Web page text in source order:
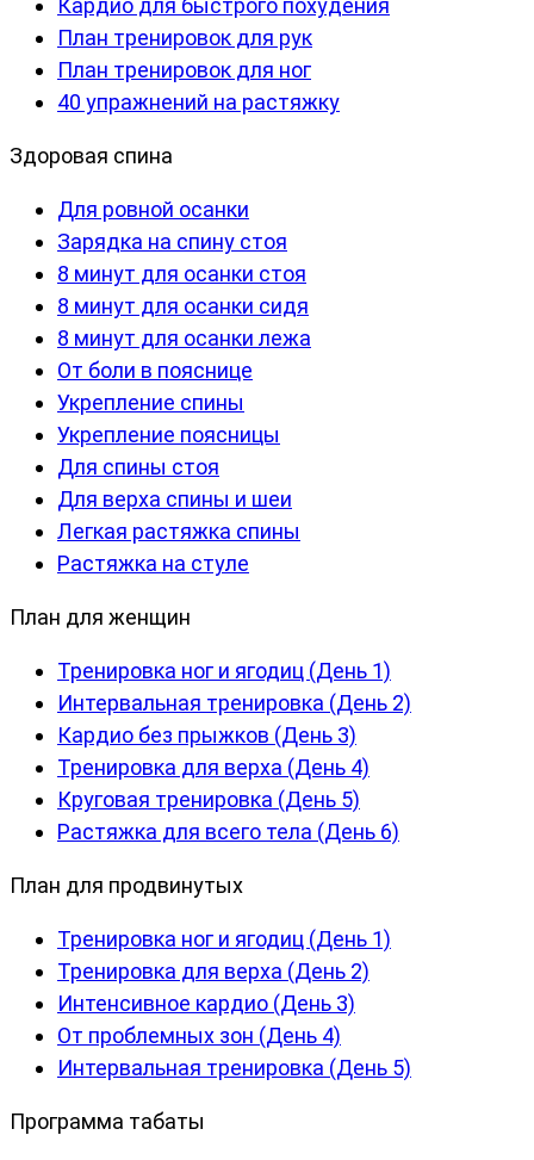
Кардио для быстрого похудения
План тренировок для рук
План тренировок для ног
40 упражнений на растяжку
Здоровая спина
Для ровной осанки
Зарядка на спину стоя
8 минут для осанки стоя
8 минут для осанки сидя
8 минут для осанки лежа
От боли в пояснице
Укрепление спины
Укрепление поясницы
Для спины стоя
Для верха спины и шеи
Легкая растяжка спины
Растяжка на стуле
План для женщин
Тренировка ног и ягодиц (День 1)
Интервальная тренировка (День 2)
Кардио без прыжков (День 3)
Тренировка для верха (День 4)
Круговая тренировка (День 5)
Растяжка для всего тела (День 6)
План для продвинутых
Тренировка ног и ягодиц (День 1)
Тренировка для верха (День 2)
Интенсивное кардио (День 3)
От проблемных зон (День 4)
Интервальная тренировка (День 5)
Программа табаты